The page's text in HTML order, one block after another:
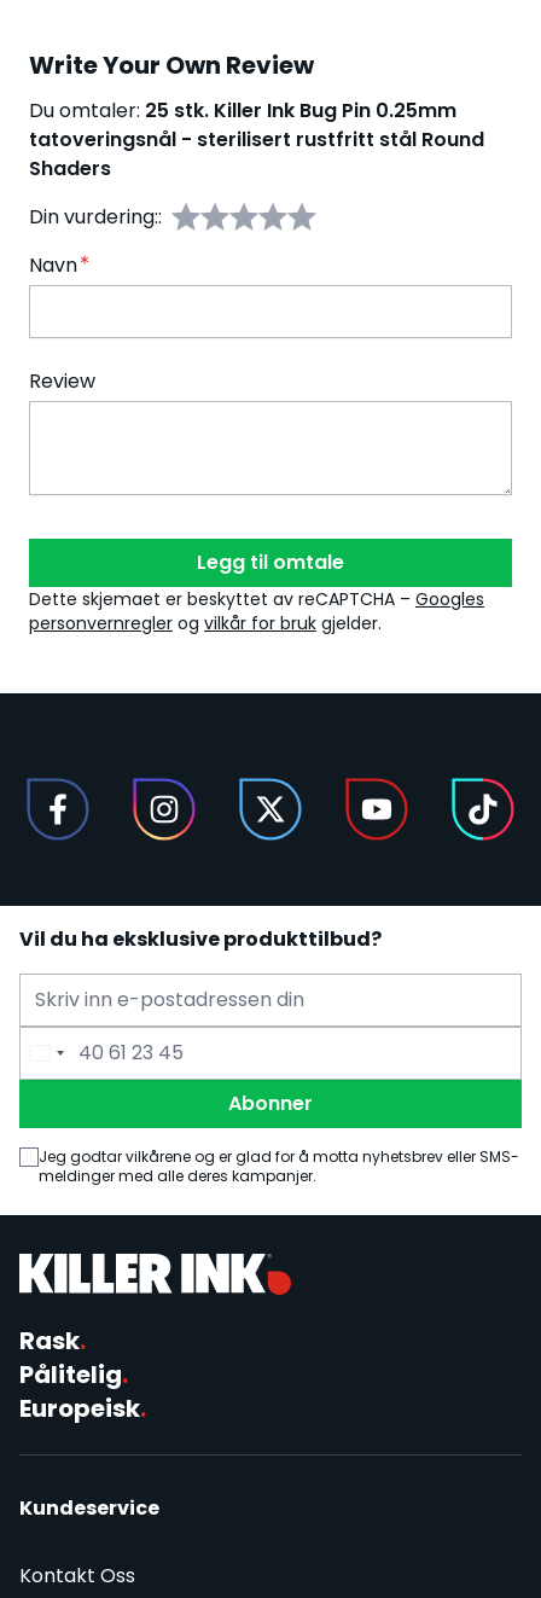
Write Your Own Review
Du omtaler: 25 stk. Killer Ink Bug Pin 0.25mm
tatoveringsnål - sterilisert rustfritt stål Round
Shaders
Din vurdering::
Navn
Review
Legg til omtale
Dette skjemaet er beskyttet av reCAPTCHA – Googles
personvernregler og vilkår for bruk gjelder.
Vil du ha eksklusive produkttilbud?
E-mailadress
Telefonnummer
Abonner
Jeg godtar vilkårene og er glad for å motta nyhetsbrev eller SMS-
meldinger med alle deres kampanjer.
Rask.
Pålitelig.
Europeisk.
Kundeservice
Kontakt Oss